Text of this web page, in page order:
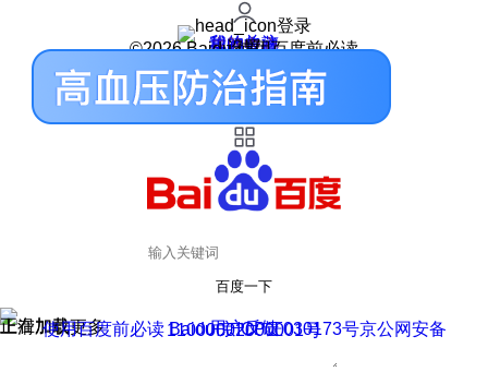
登录
我的关注
我的收藏
皮肤中心
用户反馈
设置
©2026 Baidu 使用百度前必读
百度一下
正在加载
上滑加载更多 用户反馈
使用百度前必读 Baidu 京ICP证030173号
京公网安备11000002000001号